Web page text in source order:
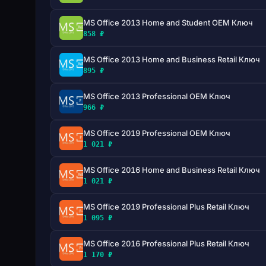
оптимизированный опыт заметок с OneNote.
Запись встреч в стандартном формате для
MS Office 2013 Home and Student OEM Ключ
858 ₽
MS Office 2013 Home and Business Retail Ключ
895 ₽
MS Office 2013 Professional OEM Ключ
966 ₽
MS Office 2019 Professional OEM Ключ
1 021 ₽
MS Office 2016 Home and Business Retail Ключ
1 021 ₽
MS Office 2019 Professional Plus Retail Ключ
1 095 ₽
MS Office 2016 Professional Plus Retail Ключ
1 170 ₽